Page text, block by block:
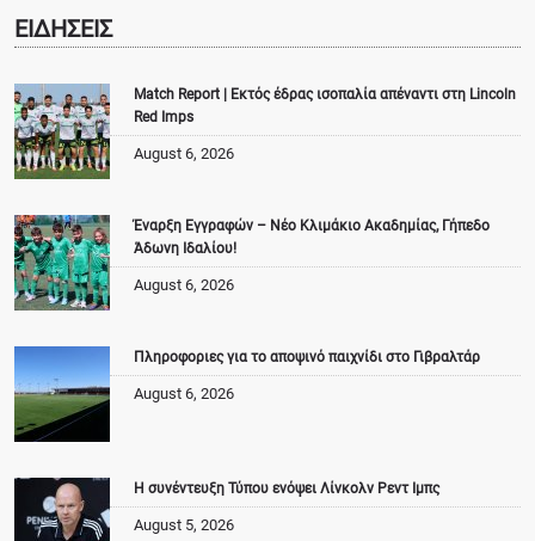
ΕΙΔΗΣΕΙΣ
Match Report | Εκτός έδρας ισοπαλία απέναντι στη Lincoln
Red Imps
August 6, 2026
Έναρξη Εγγραφών – Νέο Κλιμάκιο Ακαδημίας, Γήπεδο
Άδωνη Ιδαλίου!
August 6, 2026
Πληροφοριες για το αποψινό παιχνίδι στο Γιβραλτάρ
August 6, 2026
Η συνέντευξη Τύπου ενόψει Λίνκολν Ρεντ Ιμπς
August 5, 2026